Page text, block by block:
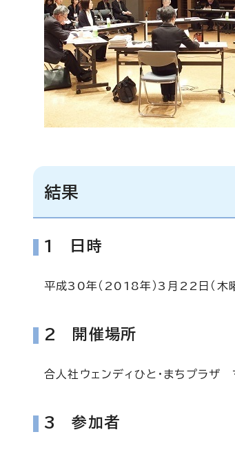
結果
1 日時
平成30年（2018年）3月22日（
2 開催場所
合人社ウェンディひと・まちプラザ
3 参加者